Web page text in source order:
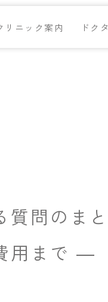
リニック案内 ドク
質問のま
用まで ―